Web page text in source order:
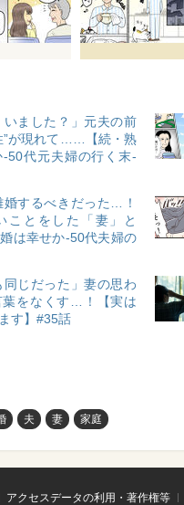
いました？」元夫の前
”が現れて……【続・熟
50代元夫婦の行く末-
婚するべきだった…！
ことをした「妻」と
婚は幸せか-50代夫婦の
同じだった」妻の思わ
葉をなくす…！【実は
す】#35話
夫 妻 家庭
アクセスデータの利用・著作権等